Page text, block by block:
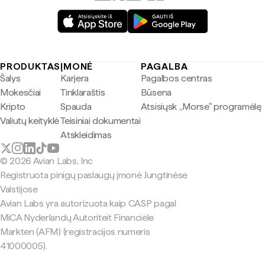
PRODUKTAS
Šalys
Mokesčiai
Kripto
Valiutų keityklė
ĮMONĖ
Karjera
Tinklaraštis
Spauda
Teisiniai dokumentai
Atskleidimas
PAGALBA
Pagalbos centras
Būsena
Atsisiųsk „Morse" programėlę
© 2026 Avian Labs, Inc
Registruota pinigų paslaugų įmonė Jungtinėse
Valstijose
Avian Labs yra autorizuota kaip CASP pagal
MiCA Nyderlandų Autoriteit Financiële
Markten (AFM) (registracijos numeris
41000005).